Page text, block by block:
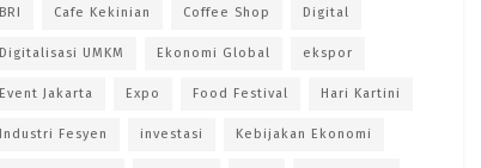
BRI Cafe Kekinian Coffee Shop Digital
Digitalisasi UMKM Ekonomi Global ekspor
Event Jakarta Expo Food Festival Hari Kartini
Industri Fesyen investasi Kebijakan Ekonomi